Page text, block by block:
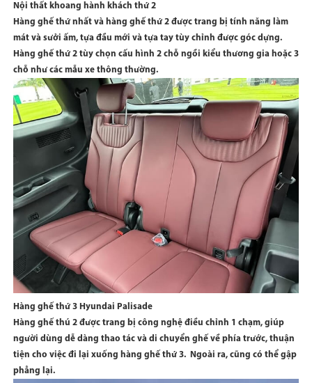
Nội thất khoang hành khách thứ 2
Hàng ghế thứ nhất và hàng ghế thứ 2 được trang bị tính năng làm
mát và sưởi ấm, tựa đầu mới và tựa tay tùy chỉnh được góc dựng.
Hàng ghế thứ 2 tùy chọn cấu hình 2 chỗ ngồi kiểu thương gia hoặc 3
chỗ như các mẫu xe thông thường.
Hàng ghế thứ 3 Hyundai Palisade
Hàng ghế thú 2 được trang bị công nghệ điều chỉnh 1 chạm, giúp
người dùng dễ dàng thao tác và di chuyển ghế về phía trước, thuận
tiện cho việc đi lại xuống hàng ghế thứ 3. Ngoài ra, cũng có thể gập
phẳng lại.